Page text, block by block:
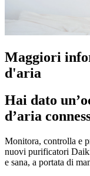
Maggiori
d'aria
Hai dato
d’aria
Monitora, controlla e
nuovi purificatori
e sana, a portata di